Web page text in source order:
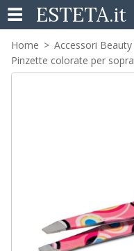
ESTETA.it
Home Accessori Beauty
Pinzette colorate per